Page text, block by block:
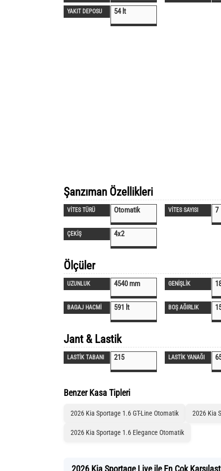
YAKIT DEPOSU 54 lt
Şanzıman Özellikleri
VİTES TÜRÜ Otomatik VİTES SAYISI 7
ÇEKİŞ 4x2
Ölçüler
UZUNLUK 4540 mm GENİŞLİK
BAGAJ HACMİ 591 lt BOŞ AĞIRLIK
Jant & Lastik
LASTİK TABANI 215 LASTİK YANAĞI
Benzer Kasa Tipleri
2026 Kia Sportage 1.6 GT-Line Otomatik 2026 Kia
2026 Kia Sportage 1.6 Elegance Otomatik
2026 Kia Sportage Live ile En Çok